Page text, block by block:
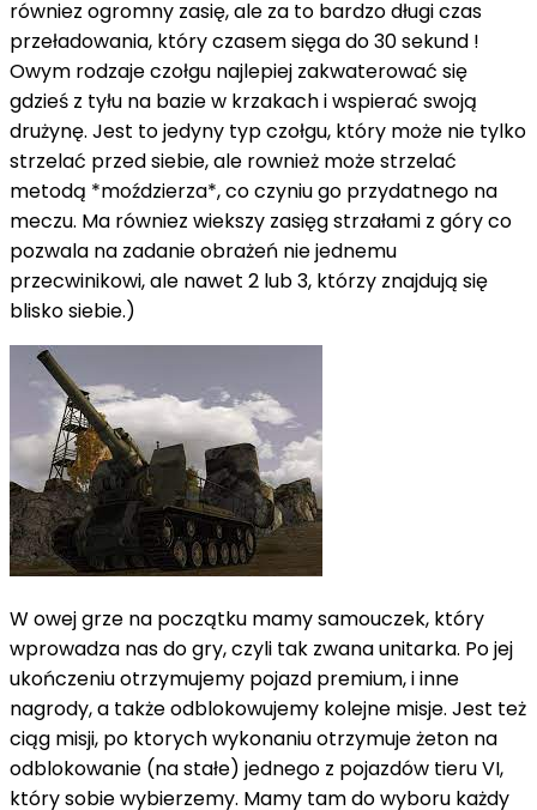
równiez ogromny zasię, ale za to bardzo długi czas
przeładowania, który czasem sięga do 30 sekund !
Owym rodzaje czołgu najlepiej zakwaterować się
gdzieś z tyłu na bazie w krzakach i wspierać swoją
drużynę. Jest to jedyny typ czołgu, który może nie tylko
strzelać przed siebie, ale rownież może strzelać
metodą *moździerza*, co czyniu go przydatnego na
meczu. Ma równiez wiekszy zasięg strzałami z góry co
pozwala na zadanie obrażeń nie jednemu
przecwinikowi, ale nawet 2 lub 3, którzy znajdują się
blisko siebie.)
W owej grze na początku mamy samouczek, który
wprowadza nas do gry, czyli tak zwana unitarka. Po jej
ukończeniu otrzymujemy pojazd premium, i inne
nagrody, a także odblokowujemy kolejne misje. Jest też
ciąg misji, po ktorych wykonaniu otrzymuje żeton na
odblokowanie (na stałe) jednego z pojazdów tieru VI,
który sobie wybierzemy. Mamy tam do wyboru każdy